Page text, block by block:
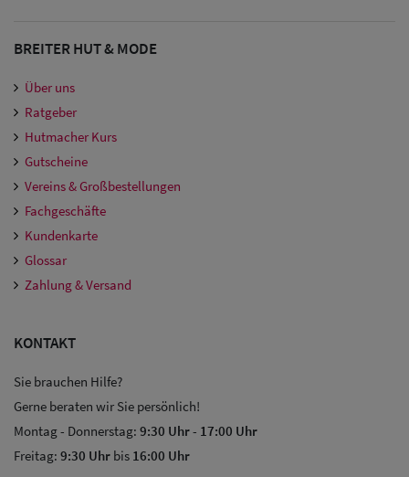
Sale: Caps
BREITER HUT & MODE
Über uns
Ratgeber
Hutmacher Kurs
Gutscheine
Vereins & Großbestellungen
Fachgeschäfte
Kundenkarte
Glossar
Zahlung & Versand
KONTAKT
Sie brauchen Hilfe?
Gerne beraten wir Sie persönlich!
Montag - Donnerstag: 9:30 Uhr- 17:00 Uhr
Freitag: 9:30 Uhr bis 16:00 Uhr